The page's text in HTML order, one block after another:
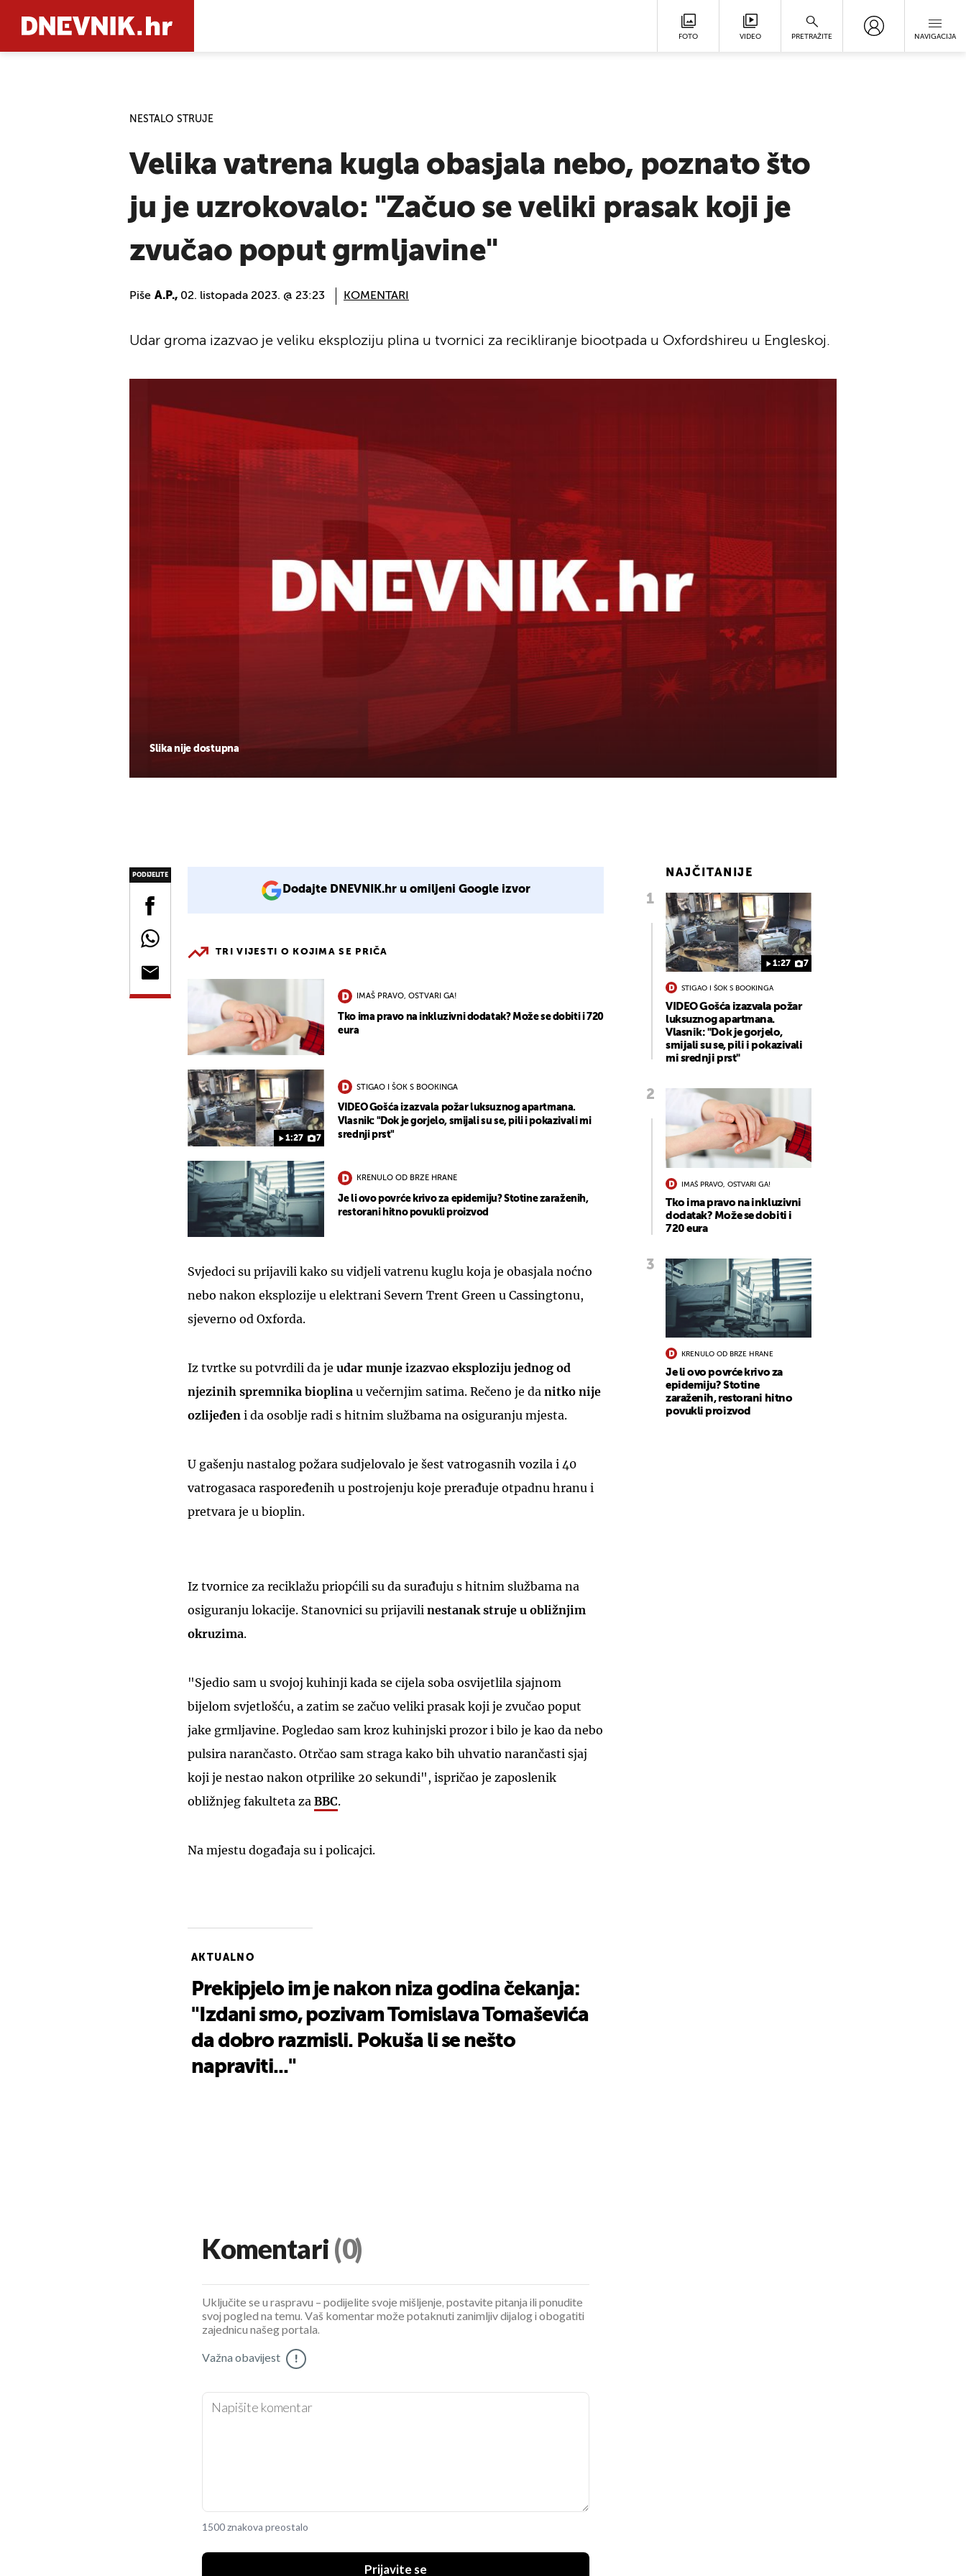
FOTO VIDEO PRETRAŽITE NAVIGACIJA
NESTALO STRUJE
Velika vatrena kugla obasjala nebo, poznato što
ju je uzrokovalo: "Začuo se veliki prasak koji je
zvučao poput grmljavine"
Piše A.P., 02. listopada 2023. @ 23:23 KOMENTARI
Slika nije dostupna
Udar groma izazvao je veliku eksploziju plina u tvornici za recikliranje biootpada u Oxfordshireu u Engleskoj.
PODIJELITE
Dodajte DNEVNIK.hr u omiljeni Google izvor
TRI VIJESTI O KOJIMA SE PRIČA
IMAŠ PRAVO, OSTVARI GA!
Tko ima pravo na inkluzivni dodatak? Može se dobiti i 720
eura
1:27 7
STIGAO I ŠOK S BOOKINGA
VIDEO Gošća izazvala požar luksuznog apartmana.
Vlasnik: "Dok je gorjelo, smijali su se, pili i pokazivali mi
srednji prst"
KRENULO OD BRZE HRANE
Je li ovo povrće krivo za epidemiju? Stotine zaraženih,
restorani hitno povukli proizvod
Svjedoci su prijavili kako su vidjeli vatrenu kuglu koja je obasjala noćno
nebo nakon eksplozije u elektrani Severn Trent Green u Cassingtonu,
sjeverno od Oxforda.
Iz tvrtke su potvrdili da je udar munje izazvao eksploziju jednog od
njezinih spremnika bioplina u večernjim satima. Rečeno je da nitko nije
ozlijeđen i da osoblje radi s hitnim službama na osiguranju mjesta.
U gašenju nastalog požara sudjelovalo je šest vatrogasnih vozila i 40
vatrogasaca raspoređenih u postrojenju koje prerađuje otpadnu hranu i
pretvara je u bioplin.
Iz tvornice za reciklažu priopćili su da surađuju s hitnim službama na
osiguranju lokacije. Stanovnici su prijavili nestanak struje u obližnjim
okruzima.
"Sjedio sam u svojoj kuhinji kada se cijela soba osvijetlila sjajnom
bijelom svjetlošću, a zatim se začuo veliki prasak koji je zvučao poput
jake grmljavine. Pogledao sam kroz kuhinjski prozor i bilo je kao da nebo
pulsira narančasto. Otrčao sam straga kako bih uhvatio narančasti sjaj
koji je nestao nakon otprilike 20 sekundi", ispričao je zaposlenik
obližnjeg fakulteta za BBC.
Na mjestu događaja su i policajci.
AKTUALNO
Prekipjelo im je nakon niza godina čekanja:
"Izdani smo, pozivam Tomislava Tomaševića
da dobro razmisli. Pokuša li se nešto
napraviti..."
NAJČITANIJE
1:27 7
STIGAO I ŠOK S BOOKINGA
VIDEO Gošća izazvala požar
luksuznog apartmana.
Vlasnik: "Dok je gorjelo,
smijali su se, pili i pokazivali
mi srednji prst"
IMAŠ PRAVO, OSTVARI GA!
Tko ima pravo na inkluzivni
dodatak? Može se dobiti i
720 eura
KRENULO OD BRZE HRANE
Je li ovo povrće krivo za
epidemiju? Stotine
zaraženih, restorani hitno
povukli proizvod
Komentari (0)
Uključite se u raspravu – podijelite svoje mišljenje, postavite pitanja ili ponudite
svoj pogled na temu. Vaš komentar može potaknuti zanimljiv dijalog i obogatiti
zajednicu našeg portala.
Važna obavijest !
1500 znakova preostalo
Prijavite se
UKLJUČITE NOTIFIKACIJE